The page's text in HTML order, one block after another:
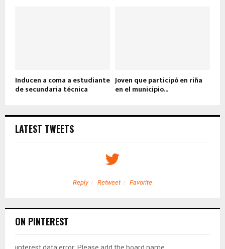
Inducen a coma a estudiante
de secundaria técnica
Joven que participó en riña
en el municipio...
LATEST TWEETS
Reply Retweet Favorite
ON PINTEREST